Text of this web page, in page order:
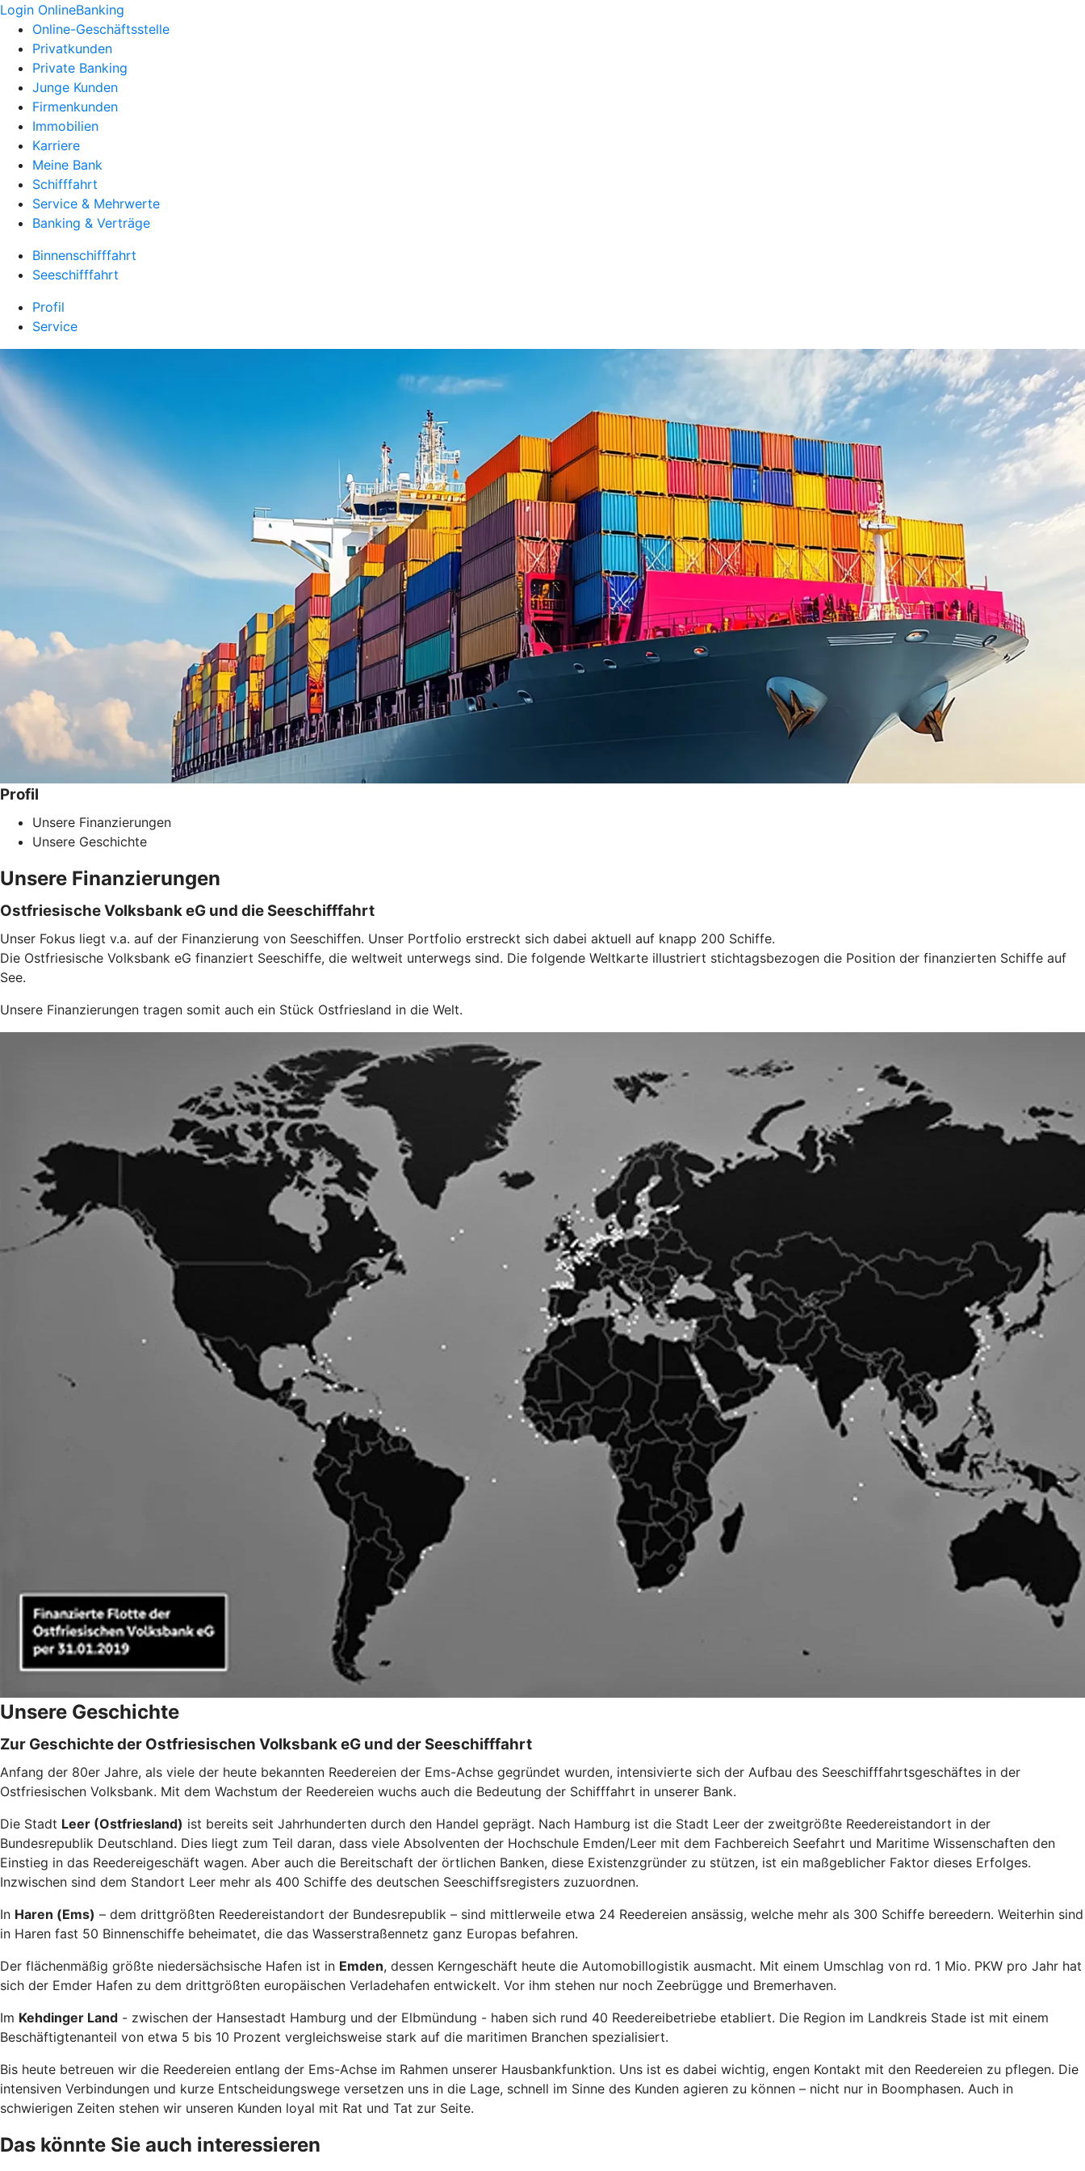
Login OnlineBanking
Online-Geschäftsstelle
Privatkunden
Private Banking
Junge Kunden
Firmenkunden
Immobilien
Karriere
Meine Bank
Schifffahrt
Service & Mehrwerte
Banking & Verträge
Binnenschifffahrt
Seeschifffahrt
Profil
Service
Profil
Unsere Finanzierungen
Unsere Geschichte
Unsere Finanzierungen
Ostfriesische Volksbank eG und die Seeschifffahrt
Unser Fokus liegt v.a. auf der Finanzierung von Seeschiffen. Unser Portfolio erstreckt sich dabei aktuell auf knapp 200 Schiffe.
Die Ostfriesische Volksbank eG finanziert Seeschiffe, die weltweit unterwegs sind. Die folgende Weltkarte illustriert stichtagsbezogen die Position der finanzierten Schiffe auf
See.
Unsere Finanzierungen tragen somit auch ein Stück Ostfriesland in die Welt.
Unsere Geschichte
Zur Geschichte der Ostfriesischen Volksbank eG und der Seeschifffahrt
Anfang der 80er Jahre, als viele der heute bekannten Reedereien der Ems-Achse gegründet wurden, intensivierte sich der Aufbau des Seeschifffahrtsgeschäftes in der
Ostfriesischen Volksbank. Mit dem Wachstum der Reedereien wuchs auch die Bedeutung der Schifffahrt in unserer Bank.
Die Stadt Leer (Ostfriesland) ist bereits seit Jahrhunderten durch den Handel geprägt. Nach Hamburg ist die Stadt Leer der zweitgrößte Reedereistandort in der
Bundesrepublik Deutschland. Dies liegt zum Teil daran, dass viele Absolventen der Hochschule Emden/Leer mit dem Fachbereich Seefahrt und Maritime Wissenschaften den
Einstieg in das Reedereigeschäft wagen. Aber auch die Bereitschaft der örtlichen Banken, diese Existenzgründer zu stützen, ist ein maßgeblicher Faktor dieses Erfolges.
Inzwischen sind dem Standort Leer mehr als 400 Schiffe des deutschen Seeschiffsregisters zuzuordnen.
In Haren (Ems) – dem drittgrößten Reedereistandort der Bundesrepublik – sind mittlerweile etwa 24 Reedereien ansässig, welche mehr als 300 Schiffe bereedern. Weiterhin sind
in Haren fast 50 Binnenschiffe beheimatet, die das Wasserstraßennetz ganz Europas befahren.
Der flächenmäßig größte niedersächsische Hafen ist in Emden, dessen Kerngeschäft heute die Automobillogistik ausmacht. Mit einem Umschlag von rd. 1 Mio. PKW pro Jahr hat
sich der Emder Hafen zu dem drittgrößten europäischen Verladehafen entwickelt. Vor ihm stehen nur noch Zeebrügge und Bremerhaven.
Im Kehdinger Land - zwischen der Hansestadt Hamburg und der Elbmündung - haben sich rund 40 Reedereibetriebe etabliert. Die Region im Landkreis Stade ist mit einem
Beschäftigtenanteil von etwa 5 bis 10 Prozent vergleichsweise stark auf die maritimen Branchen spezialisiert.
Bis heute betreuen wir die Reedereien entlang der Ems-Achse im Rahmen unserer Hausbankfunktion. Uns ist es dabei wichtig, engen Kontakt mit den Reedereien zu pflegen. Die
intensiven Verbindungen und kurze Entscheidungswege versetzen uns in die Lage, schnell im Sinne des Kunden agieren zu können – nicht nur in Boomphasen. Auch in
schwierigen Zeiten stehen wir unseren Kunden loyal mit Rat und Tat zur Seite.
Das könnte Sie auch interessieren